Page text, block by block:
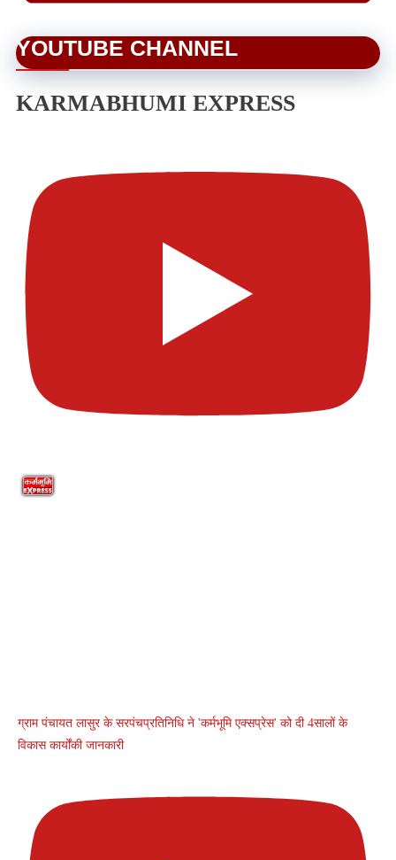
YOUTUBE CHANNEL
KARMABHUMI EXPRESS
ग्राम पंचायत लासुर के सरपंचप्रतिनिधि ने 'कर्मभूमि एक्सप्रेस' को दी 4सालों के
विकास कार्योंकी जानकारी